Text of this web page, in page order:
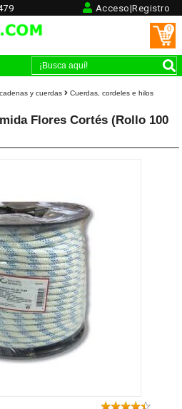
Acceso|Registro
0
y cuerdas Cuerdas, cordeles e hilos
Flores Cortés (Rollo 100